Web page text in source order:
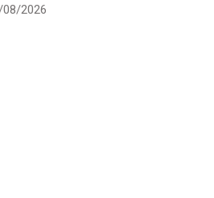
2026